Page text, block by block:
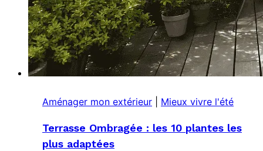
Aménager mon extérieur Mieux vivre l'été
Terrasse Ombragée : les 10 plantes les
plus adaptées